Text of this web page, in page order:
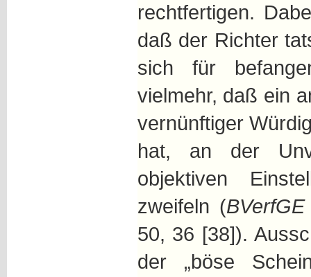
rechtfertigen.
daß der Richter
sich für
vielmehr, daß ein
vernünftiger
hat, an der
objektiven
zweifeln (
50, 36 [38]).
der „böse